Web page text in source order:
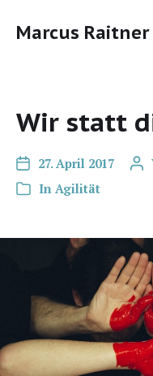
Marcus Raitner
Wir statt
27. April 2017
In Agilität